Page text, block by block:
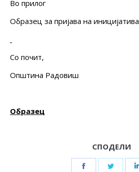
Во прилог
Образец за пријава на иницијатива
Со почит,
Општина Радовиш
Образец
СПОДЕЛИ
Share
Share